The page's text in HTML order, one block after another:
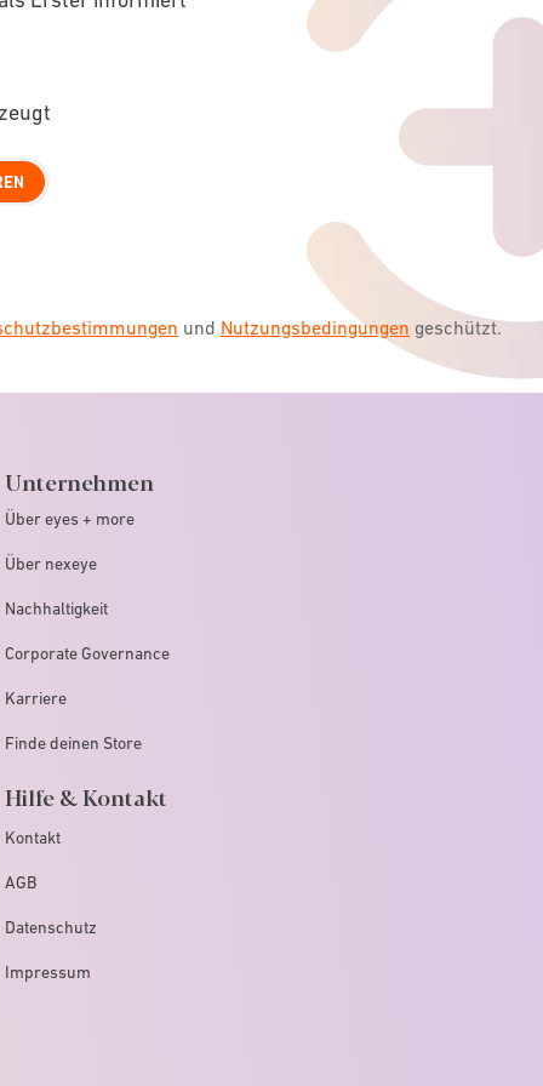
und Nutzungsbedingungen geschützt.
Unternehmen
Über eyes + more
Über nexeye
Nachhaltigkeit
Corporate Governance
Karriere
Finde deinen Store
Hilfe & Kontakt
Kontakt
AGB
Datenschutz
Impressum